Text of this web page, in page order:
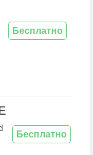
Бесплатно
Бесплатно